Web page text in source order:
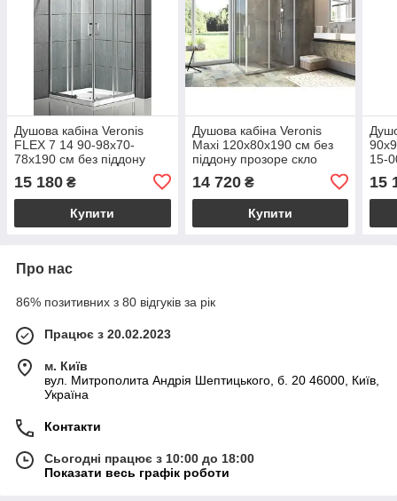
Душова кабіна Veronis
FLEX 7 14 90-98х70-
78х190 см без піддону
двері
15 180 ₴
Купити
Душова кабіна Veronis
Maxi 120x80x190 см без
піддону прозоре скло
14 720₴
Купити
15-
15
Про нас
86% позитивних з 80 відгуків за рік
Працює з 20.02.2023
м. Київ
вул. Митрополита Андрія Шептицького, б. 20 46000, Київ,
Україна
Контакти
Сьогодні працює з 10:00 до 18:00
Показати весь графік роботи